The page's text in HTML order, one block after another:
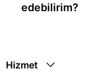
edebilirim?
Hizmet